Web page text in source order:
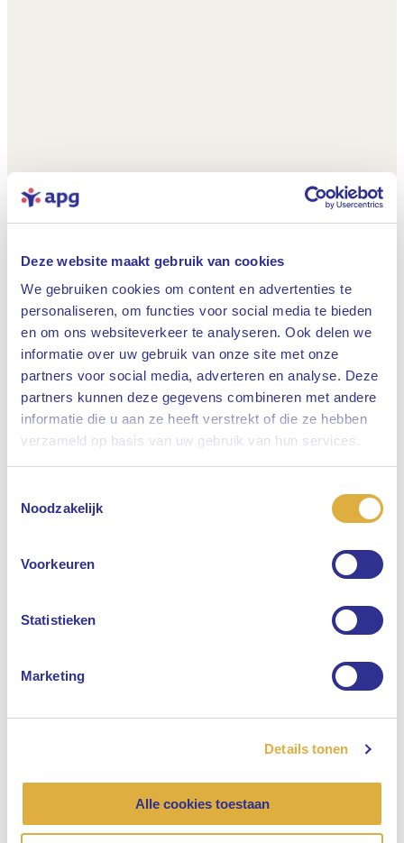
Deze website maakt gebruik van cookies
We gebruiken cookies om content en advertenties te
personaliseren, om functies voor social media te bieden
en om ons websiteverkeer te analyseren. Ook delen we
informatie over uw gebruik van onze site met onze
partners voor social media, adverteren en analyse. Deze
partners kunnen deze gegevens combineren met andere
informatie die u aan ze heeft verstrekt of die ze hebben
verzameld op basis van uw gebruik van hun services.
Noodzakelijk
Voorkeuren
Statistieken
Marketing
Details tonen
Alle cookies toestaan
Sluiten